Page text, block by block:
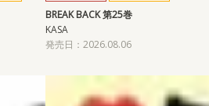
BREAK BACK 第25巻
KASA
発売日：2026.08.06